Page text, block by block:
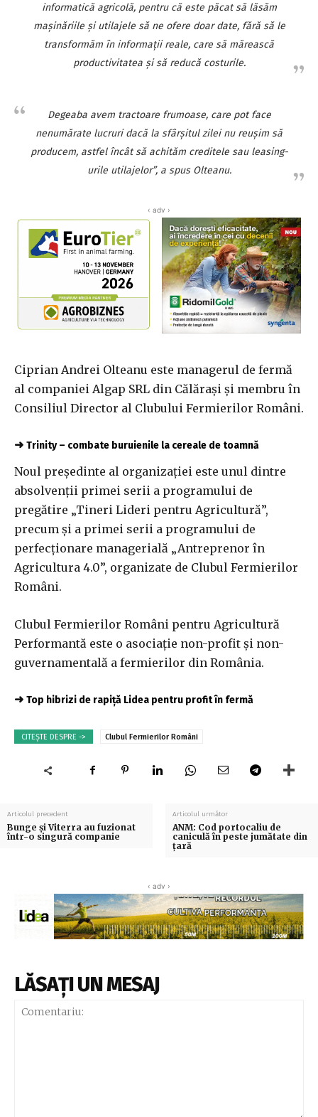
informatică agricolă, pentru că este păcat să lăsăm
maşinăriile şi utilajele să ne ofere doar date, fără să le
transformăm în informaţii reale, care să mărească
productivitatea şi să reducă costurile.
Degeaba avem tractoare frumoase, care pot face
nenumărate lucruri dacă la sfârşitul zilei nu reuşim să
producem, astfel încât să achităm creditele sau leasing-
urile utilajelor”, a spus Olteanu.
‹ adv ›
Ciprian Andrei Olteanu este managerul de fermă
al companiei Algap SRL din Călăraşi şi membru în
Consiliul Director al Clubului Fermierilor Români.
➜ Trinity – combate buruienile la cereale de toamnă
Noul preşedinte al organizaţiei este unul dintre
absolvenţii primei serii a programului de
pregătire „Tineri Lideri pentru Agricultură”,
precum şi a primei serii a programului de
perfecţionare managerială „Antreprenor în
Agricultura 4.0”, organizate de Clubul Fermierilor
Români.
Clubul Fermierilor Români pentru Agricultură
Performantă este o asociaţie non-profit şi non-
guvernamentală a fermierilor din România.
➜ Top hibrizi de rapiță Lidea pentru profit în fermă
CITEȘTE DESPRE -> Clubul Fermierilor Români
Articolul precedent
Bunge și Viterra au fuzionat
într-o singură companie
Articolul următor
ANM: Cod portocaliu de
caniculă în peste jumătate din
ţară
‹ adv ›
LĂSAȚI UN MESAJ